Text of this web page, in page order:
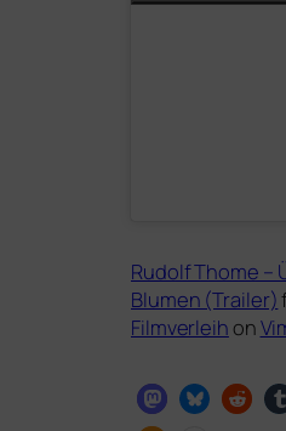
Rudolf Thome –
Blumen (Trailer)
Filmverleih on